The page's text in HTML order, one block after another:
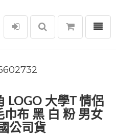
選單
LOGO 大學T 情侶
巾布 黑 白 粉 男女
公司貨